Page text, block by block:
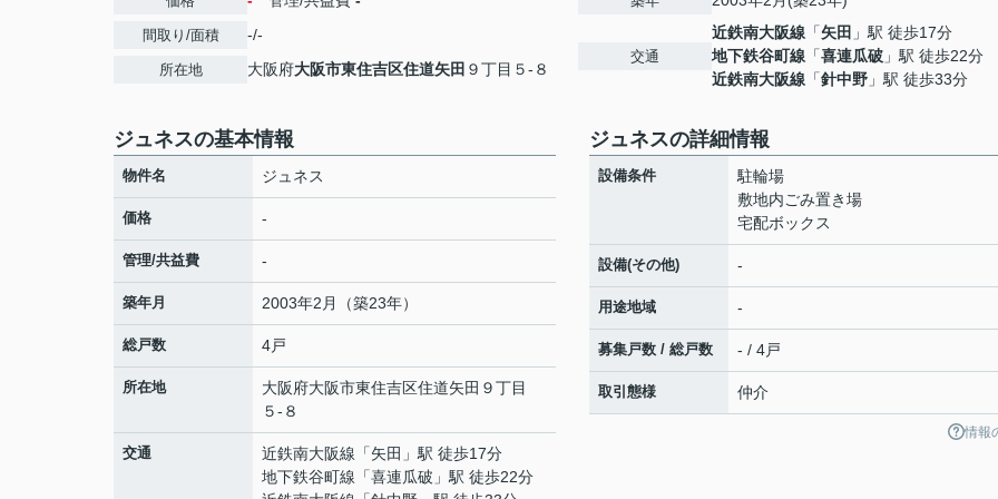
間取り/面積 -/-
所在地 大阪府大阪市東住吉区住道矢田 ９丁目５-８
交通
近鉄南大阪線 「矢田 」駅 徒歩17分
地下鉄谷町線 「喜連瓜破 」駅 徒歩22分
近鉄南大阪線 「針中野 」駅 徒歩33分
ジュネスの基本情報
物件名 ジュネス
価格 -
管理/共益費 -
築年月 2003年2月（築23年）
総戸数 4戸
所在地 大阪府大阪市東住吉区住道矢田 ９丁目
５-８
交通 近鉄南大阪線 「矢田 」駅 徒歩17分
地下鉄谷町線 「喜連瓜破 」駅 徒歩22分
ジュネスの詳細情報
設備条件
駐輪場
敷地内ごみ置き場
宅配ボックス
設備(その他) -
用途地域 -
募集戸数 / 総戸数 - / 4戸
取引態様 仲介
情報